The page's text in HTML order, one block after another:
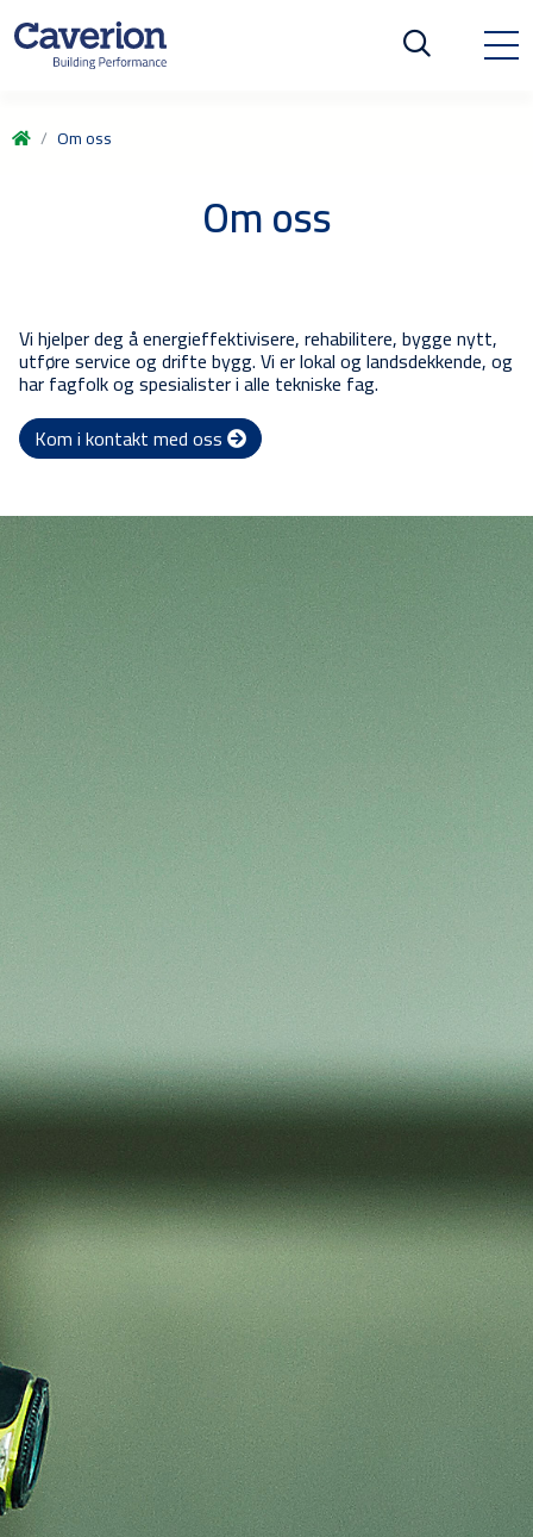
Om oss
Om oss
Vi hjelper deg å energieffektivisere, rehabilitere, bygge nytt,
utføre service og drifte bygg. Vi er lokal og landsdekkende, og
har fagfolk og spesialister i alle tekniske fag.
Kom i kontakt med oss